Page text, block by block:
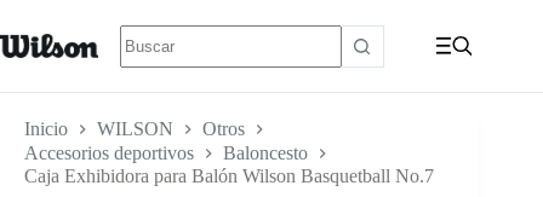
Inicio WILSON
Otros
Accesorios deportivos
Baloncesto
Caja Exhibidora para Balón Wilson Basquetball No.7